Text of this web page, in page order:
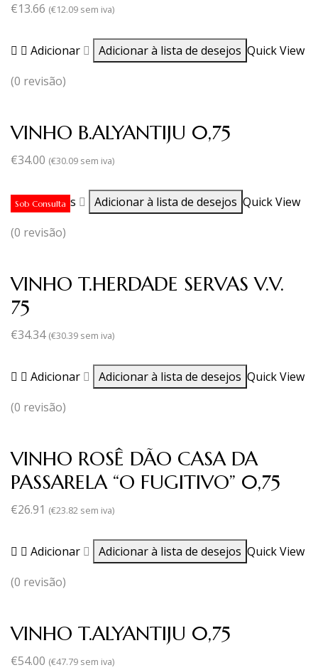
€13.66 (€12.09 sem iva)
Adicionar Adicionar à lista de desejos Quick View
(0 revisão)
VINHO B.ALYANTIJU 0,75
€34.00 (€30.09 sem iva)
Sob Consulta
Ler mais Adicionar à lista de desejos Quick View
(0 revisão)
VINHO T.HERDADE SERVAS V.V.
75
€34.34 (€30.39 sem iva)
Adicionar Adicionar à lista de desejos Quick View
(0 revisão)
VINHO ROSÊ DÃO CASA DA
PASSARELA “O FUGITIVO” 0,75
€26.91 (€23.82 sem iva)
Adicionar Adicionar à lista de desejos Quick View
(0 revisão)
VINHO T.ALYANTIJU 0,75
€54.00 (€47.79 sem iva)